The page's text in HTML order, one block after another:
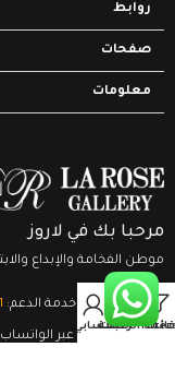
روابط
صفحات
معلومات
مرحبا بك في لاروز
موطن الفخامة والإبداع
تواصل مع خدمة الدعم:
الدعم الفني عبر
قائمة الرغبات
0
السلةحسابي